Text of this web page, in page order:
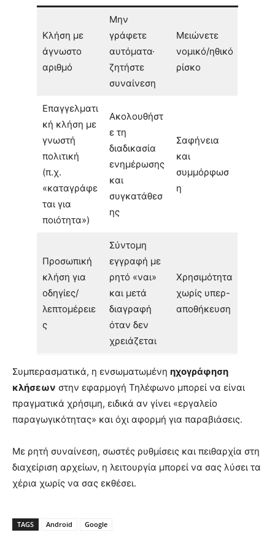
Κλήση με
άγνωστο
αριθμό
Μην
γράφετε
αυτόματα·
ζητήστε
συναίνεση
Μειώνετε
νομικό/ηθικό
ρίσκο
Επαγγελματι
κή κλήση με
γνωστή
πολιτική
(π.χ.
«καταγράφε
ται για
ποιότητα»)
Ακολουθήστ
ε τη
διαδικασία
ενημέρωσης
και
συγκατάθεσ
ης
Σαφήνεια
και
συμμόρφωσ
η
Προσωπική
κλήση για
οδηγίες/
λεπτομέρειε
ς
Σύντομη
εγγραφή με
ρητό «ναι»
και μετά
διαγραφή
όταν δεν
χρειάζεται
Χρησιμότητα
χωρίς υπερ-
αποθήκευση
Συμπερασματικά, η ενσωματωμένη ηχογράφηση
κλήσεων στην εφαρμογή Τηλέφωνο μπορεί να είναι
πραγματικά χρήσιμη, ειδικά αν γίνει «εργαλείο
παραγωγικότητας» και όχι αφορμή για παραβιάσεις.
Με ρητή συναίνεση, σωστές ρυθμίσεις και πειθαρχία στη
διαχείριση αρχείων, η λειτουργία μπορεί να σας λύσει τα
χέρια χωρίς να σας εκθέσει.
TAGS Android Google